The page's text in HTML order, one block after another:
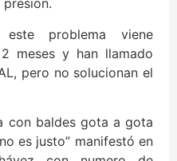
problema viene
meses y han llamado
pero no solucionan el
con baldes gota a gota
es justo” manifestó en